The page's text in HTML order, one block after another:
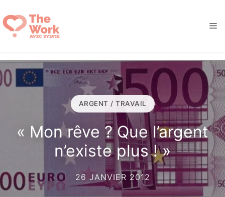
au
contenu
ARGENT / TRAVAIL
« Mon rêve ? Que l’argent
n’existe plus ! »
26 JANVIER 2012